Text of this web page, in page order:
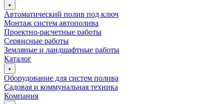
Автоматический полив под ключ
Монтаж систем автополива
Проектно-расчетные работы
Сервисные работы
Земляные и ландшафтные работы
Каталог
Оборудование для систем полива
Садовая и коммунальная техника
Компания